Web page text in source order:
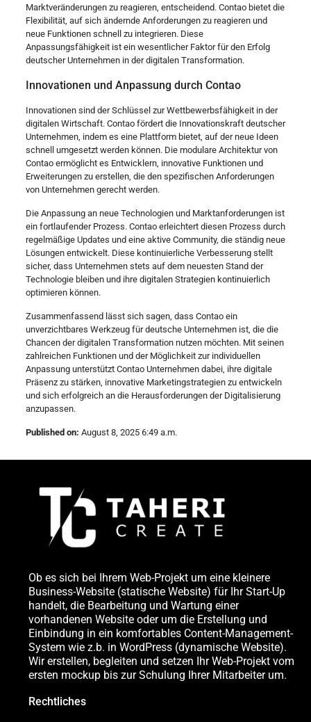
Marktveränderungen zu reagieren, entscheidend. Contao bietet die
Flexibilität, auf sich ändernde Anforderungen zu reagieren und
neue Funktionen schnell zu integrieren. Diese
Anpassungsfähigkeit ist ein wesentlicher Faktor für den Erfolg
deutscher Unternehmen in der digitalen Transformation.
Innovationen und Anpassung durch Contao
Innovationen sind der Schlüssel zur Wettbewerbsfähigkeit in der
digitalen Wirtschaft. Contao fördert die Innovationskraft deutscher
Unternehmen, indem es eine Plattform bietet, auf der neue Ideen
schnell umgesetzt werden können. Die modulare Architektur von
Contao ermöglicht es Entwicklern, innovative Funktionen und
Erweiterungen zu erstellen, die den spezifischen Anforderungen
von Unternehmen gerecht werden.
Die Anpassung an neue Technologien und Marktanforderungen ist
ein fortlaufender Prozess. Contao erleichtert diesen Prozess durch
regelmäßige Updates und eine aktive Community, die ständig neue
Lösungen entwickelt. Diese kontinuierliche Verbesserung stellt
sicher, dass Unternehmen stets auf dem neuesten Stand der
Technologie bleiben und ihre digitalen Strategien kontinuierlich
optimieren können.
Zusammenfassend lässt sich sagen, dass Contao ein
unverzichtbares Werkzeug für deutsche Unternehmen ist, die die
Chancen der digitalen Transformation nutzen möchten. Mit seinen
zahlreichen Funktionen und der Möglichkeit zur individuellen
Anpassung unterstützt Contao Unternehmen dabei, ihre digitale
Präsenz zu stärken, innovative Marketingstrategien zu entwickeln
und sich erfolgreich an die Herausforderungen der Digitalisierung
anzupassen.
Published on: August 8, 2025 6:49 a.m.
Ob es sich bei Ihrem Web-Projekt um eine kleinere
Business-Website (statische Website) für Ihr Start-Up
handelt, die Bearbeitung und Wartung einer
vorhandenen Website oder um die Erstellung und
Einbindung in ein komfortables Content-Management-
System wie z.b. in WordPress (dynamische Website).
Wir erstellen, begleiten und setzen Ihr Web-Projekt vom
ersten mockup bis zur Schulung Ihrer Mitarbeiter um.
Rechtliches